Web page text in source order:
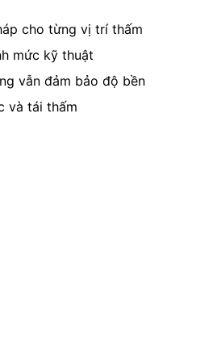
cho từng vị trí thấm
mức kỹ thuật
vẫn đảm bảo độ bền
và tái thấm